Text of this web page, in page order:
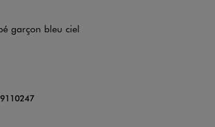
garçon bleu ciel